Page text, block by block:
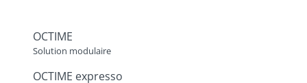
OCTIME
Solution modulaire
OCTIME expresso